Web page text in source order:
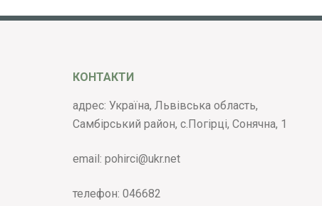
КОНТАКТИ
адрес: Україна, Львівська область,
Самбірський район, с.Погірці, Сонячна, 1
email: pohirci@ukr.net
телефон: 046682